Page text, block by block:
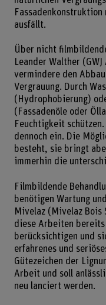
ausfällt.
Über nicht
Leander Walther
vermindere den
Vergrauung. Durch
(Hydrophobierung)
(Fassadenöle oder
Feuchtigkeit
dennoch ein. Die
besteht, sie bringt
immerhin die
Filmbildende
benötigen Wartung
Mivelaz (Mivelaz Bois
diese Arbeiten bereits
berücksichtigen und
erfahrenes und
Gütezeichen der
Arbeit und soll
neu lanciert werden.